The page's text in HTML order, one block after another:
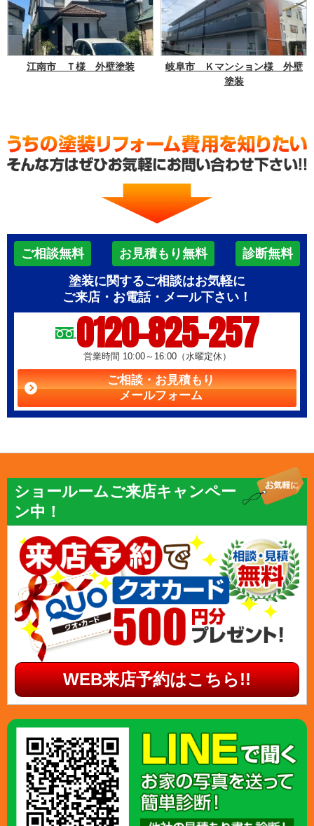
江南市 Ｔ様 外壁塗装
岐阜市 Ｋマンション様 外壁
塗装
ご相談無料 お見積もり無料
診断無料
塗装に関するご相談はお気軽に
ご来店・お電話・メール下さい！
0120-825-257
営業時間 10:00～16:00（水曜定休）
ご相談・お見積もり
メールフォーム
ショールームご来店キャンペー
ン中！
WEB来店予約はこちら!!